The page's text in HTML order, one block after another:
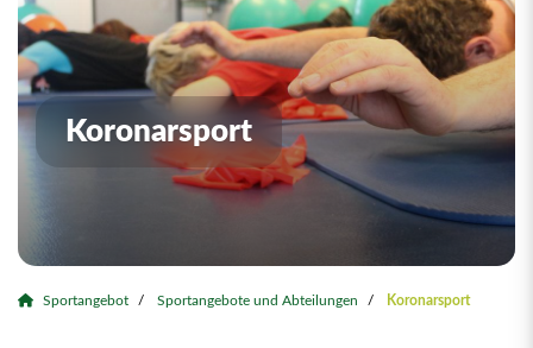
Koronarsport
Sportangebot Sportangebote und Abteilungen Koronarsport